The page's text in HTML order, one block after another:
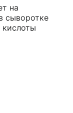
на
сыворотке